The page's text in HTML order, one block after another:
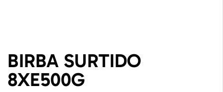
BIRBA SURTIDO
8XE500G